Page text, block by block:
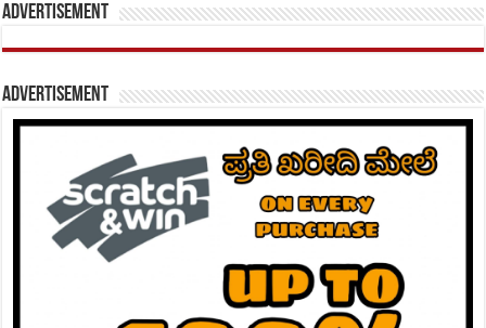
Advertisement
Advertisement